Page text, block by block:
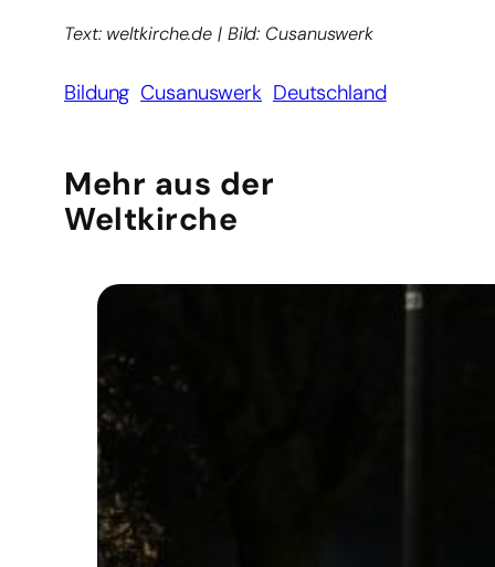
Text: weltkirche.de | Bild: Cusanuswerk
Bildung Cusanuswerk Deutschland
Mehr aus der
Weltkirche